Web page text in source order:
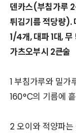
덴카스(부침가루
튀김기름 적당량).
1/4개, 대파 1대,
가츠오부시 2큰술
1 부침가루와 밀가
160°C의 기름에
2 오이와 적양파